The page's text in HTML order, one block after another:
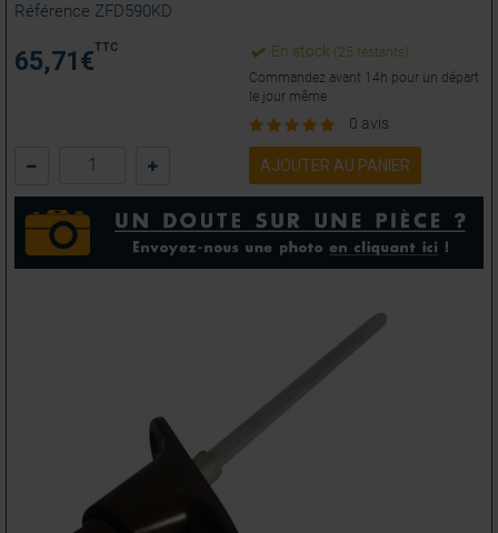
Référence ZFD590KD
65,71 €TTC En stock (25 restants)
Commandez avant 14h pour un départ
le jour même
0 avis
AJOUTER AU PANIER